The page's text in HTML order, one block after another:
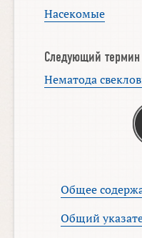
Насекомые
Следующий
Нематода
Общее
Общий